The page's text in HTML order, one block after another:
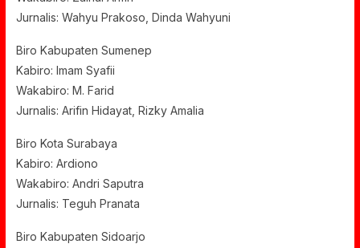
Jurnalis: Wahyu Prakoso, Dinda Wahyuni
Biro Kabupaten Sumenep
Kabiro: Imam Syafii
Wakabiro: M. Farid
Jurnalis: Arifin Hidayat, Rizky Amalia
Biro Kota Surabaya
Kabiro: Ardiono
Wakabiro: Andri Saputra
Jurnalis: Teguh Pranata
Biro Kabupaten Sidoarjo